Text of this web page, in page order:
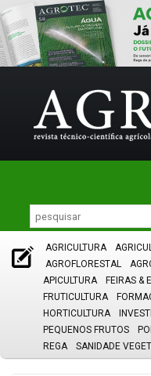
AGRICULTURA
AGROFLORESTAL
APICULTURA
FEIRAS &
FRUTICULTURA
HORTICULTURA
PEQUENOS FRUTOS
REGA
SANIDADE